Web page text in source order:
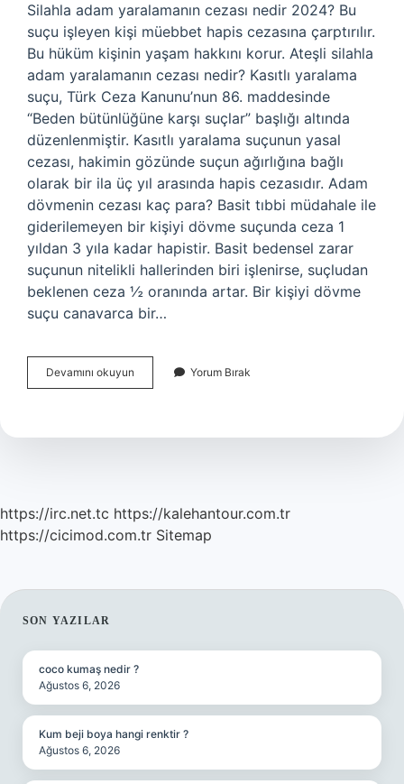
Silahla adam yaralamanın cezası nedir 2024? Bu
suçu işleyen kişi müebbet hapis cezasına çarptırılır.
Bu hüküm kişinin yaşam hakkını korur. Ateşli silahla
adam yaralamanın cezası nedir? Kasıtlı yaralama
suçu, Türk Ceza Kanunu’nun 86. maddesinde
“Beden bütünlüğüne karşı suçlar” başlığı altında
düzenlenmiştir. Kasıtlı yaralama suçunun yasal
cezası, hakimin gözünde suçun ağırlığına bağlı
olarak bir ila üç yıl arasında hapis cezasıdır. Adam
dövmenin cezası kaç para? Basit tıbbi müdahale ile
giderilemeyen bir kişiyi dövme suçunda ceza 1
yıldan 3 yıla kadar hapistir. Basit bedensel zarar
suçunun nitelikli hallerinden biri işlenirse, suçludan
beklenen ceza ½ oranında artar. Bir kişiyi dövme
suçu canavarca bir…
Devamını okuyun
Adam
Paraya
Yorum Bırak
https://irc.net.tc https://kalehantour.com.tr
https://cicimod.com.tr Sitemap
SIDEBAR
SON YAZILAR
coco kumaş nedir ?
Ağustos 6, 2026
Kum beji boya hangi renktir ?
Ağustos 6, 2026